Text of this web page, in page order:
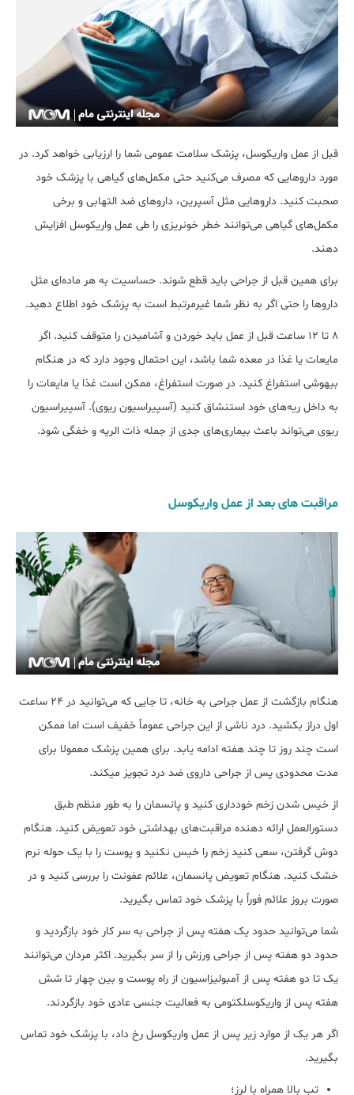
قبل از عمل واریکوسل، پزشک سلامت عمومی شما را ارزیابی خواهد کرد. در
مورد داروهایی که مصرف می‎‌کنید حتی مکمل‎‌های گیاهی با پزشک خود
صحبت کنید. داروهایی مثل آسپرین، داروهای ضد التهابی و برخی
مکمل‌‎های گیاهی می‌توانند خطر خونریزی را طی عمل واریکوسل افزایش
دهند.
برای همین قبل از جراحی باید قطع شوند. حساسیت به هر ماده‌‎ای مثل
داروها را حتی اگر به نظر شما غیرمرتبط است به پزشک خود اطلاع دهید.
۸ تا ۱۲ ساعت قبل از عمل باید خوردن و آشامیدن را متوقف کنید. اگر
مایعات یا غذا در معده شما باشد، این احتمال وجود دارد که در هنگام
بیهوشی استفراغ کنید. در صورت استفراغ، ممکن است غذا یا مایعات را
به داخل ریه‌های خود استنشاق کنید (آسپیراسیون ریوی). آسپیراسیون
ریوی می‌تواند باعث بیماری‎‌های جدی از جمله ذات الریه و خفگی شود.
مراقبت های بعد از عمل واریکوسل
هنگام بازگشت از عمل جراحی به خانه، تا جایی که می‌توانید در ۲۴ ساعت
اول دراز بکشید. درد ناشی از این جراحی عموماً خفیف است اما ممکن
است چند روز تا چند هفته ادامه یابد. برای همین پزشک معمولا برای
مدت محدودی پس از جراحی داروی ضد درد تجویز می‎کند.
از خیس شدن زخم خودداری کنید و پانسمان را به طور منظم طبق
دستورالعمل ارائه دهنده مراقبت‌های بهداشتی خود تعویض کنید. هنگام
دوش گرفتن، سعی کنید زخم را خیس نکنید و پوست را با یک حوله نرم
خشک کنید. هنگام تعویض پانسمان، علائم عفونت را بررسی کنید و در
صورت بروز علائم فوراً با پزشک خود تماس بگیرید.
شما می‎توانید حدود یک هفته پس از جراحی به سر کار خود بازگردید و
حدود دو هفته پس از جراحی ورزش را از سر بگیرید. اکثر مردان می‌توانند
یک تا دو هفته پس از آمبولیزاسیون از راه پوست و بین چهار تا شش
هفته پس از واریکوسلکتومی به فعالیت جنسی عادی خود بازگردند.
اگر هر یک از موارد زیر پس از عمل واریکوسل رخ داد، با پزشک خود تماس
بگیرید.
تب بالا همراه با لرز؛